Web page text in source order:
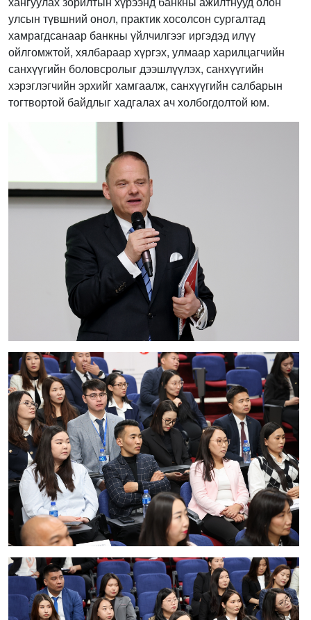
улсын түвшний онол, практик хосолсон сургалтад
хамрагдсанаар банкны үйлчилгээг иргэдэд илүү
ойлгомжтой, хялбараар хүргэх, улмаар харилцагчийн
санхүүгийн боловсролыг дээшлүүлэх, санхүүгийн
хэрэглэгчийн эрхийг хамгаалж, санхүүгийн салбарын
тогтвортой байдлыг хадгалах ач холбогдолтой юм.